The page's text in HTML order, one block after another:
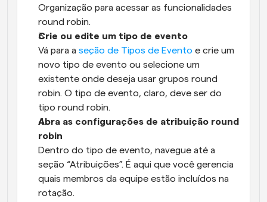
Organização para acessar as funcionalidades
round robin.
Crie ou edite um tipo de evento
Vá para a seção de Tipos de Evento e crie um
novo tipo de evento ou selecione um
existente onde deseja usar grupos round
robin. O tipo de evento, claro, deve ser do
tipo round robin.
Abra as configurações de atribuição round
robin
Dentro do tipo de evento, navegue até a
seção “Atribuições”. É aqui que você gerencia
quais membros da equipe estão incluídos na
rotação.